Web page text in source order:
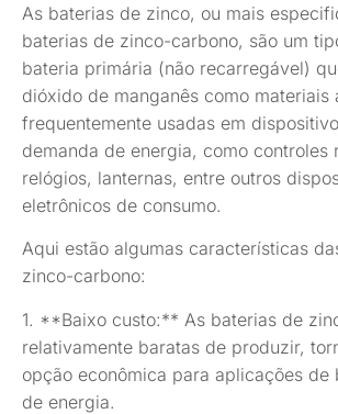
As baterias de zinco, ou mais
baterias de zinco-carbono, são um
bateria primária (não recarregável)
dióxido de manganês como materiais
frequentemente usadas em
demanda de energia, como controles
relógios, lanternas, entre outros
eletrônicos de consumo.
Aqui estão algumas características
zinco-carbono:
1. **Baixo custo:** As baterias de
relativamente baratas de produzir,
opção econômica para aplicações de
de energia.